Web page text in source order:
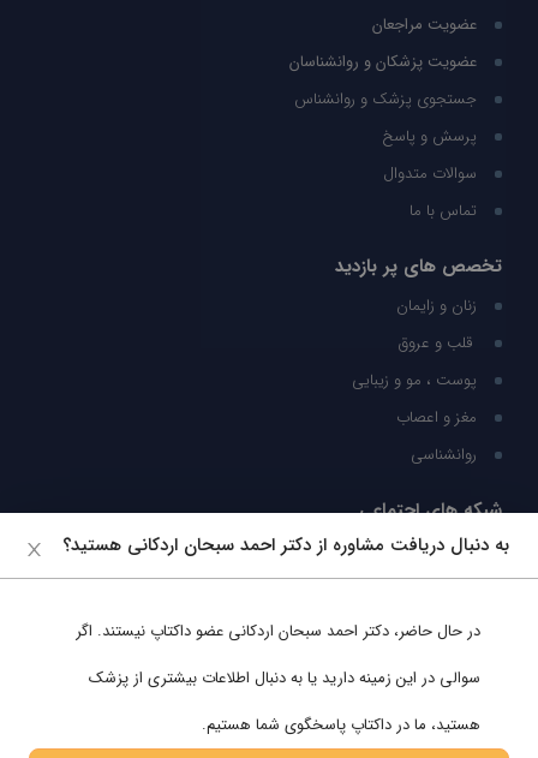
عضویت مراجعان
عضویت پزشکان و روانشناسان
جستجوی پزشک و روانشناس
پرسش و پاسخ
سوالات متدوال
تماس با ما
تخصص های پر بازدید
زنان و زایمان
قلب و عروق
پوست ، مو و زیبایی
مغز و اعصاب
روانشناسی
شبکه های اجتماعی
ما را در شبکه های اجتماعی دنبال کنید
به دنبال دریافت مشاوره از دکتر احمد سبحان اردکانی هستید؟
در حال حاضر، دکتر احمد سبحان اردکانی عضو داکتاپ نیستند. اگر
سوالی در این زمینه دارید یا به دنبال اطلاعات بیشتری از پزشک
هستید، ما در داکتاپ پاسخگوی شما هستیم.